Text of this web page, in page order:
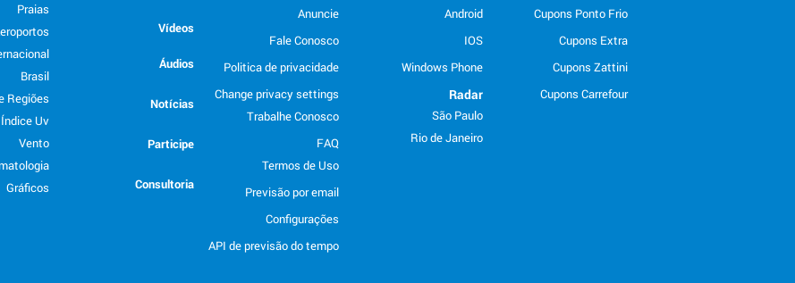
Cupons Ponto Frio
Cupons Extra
Cupons Zattini
Cupons Carrefour
Android
IOS
Windows Phone
Radar
São Paulo
Rio de Janeiro
Anuncie
Fale Conosco
Politica de privacidade
Change privacy settings
Trabalhe Conosco
FAQ
Termos de Uso
Previsão por email
Configurações
API de previsão do tempo
Vídeos
Áudios
Notícias
Participe
Consultoria
Praias
Brasil
Regiões
Índice Uv
Vento
Gráficos